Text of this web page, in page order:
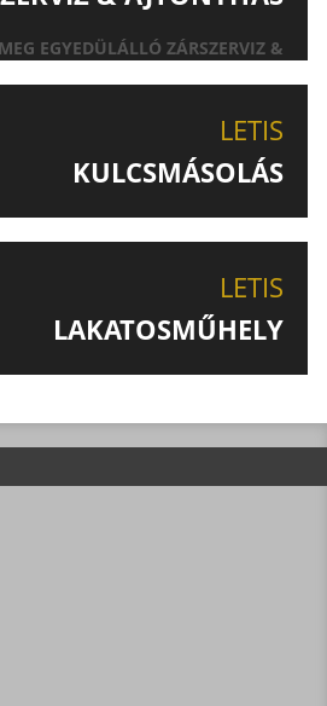
EGYEDÜLÁLLÓ ZÁRSZERVIZ &
LETIS
KULCSMÁSOLÁS
LETIS
LAKATOSMŰHELY